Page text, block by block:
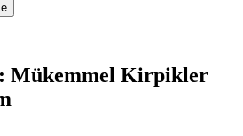
Mükemmel Kirpikler